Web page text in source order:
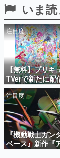
ピッ
電ファミのい
アプリセール
インタビュー
連載
いま
注目度
【無料】プリ
TVerで新たに配
んと2018年～
すべてが見放題
ありえないライ
注目度
『機動戦士ガン
ベース』新作『
ンダー』発表！